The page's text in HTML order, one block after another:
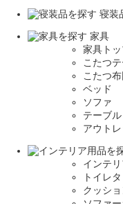
寝装
家具
家具ト
こたつ
こたつ
ベッド
ソファ
テーブ
アウトレ
インテ
トイレ
クッシ